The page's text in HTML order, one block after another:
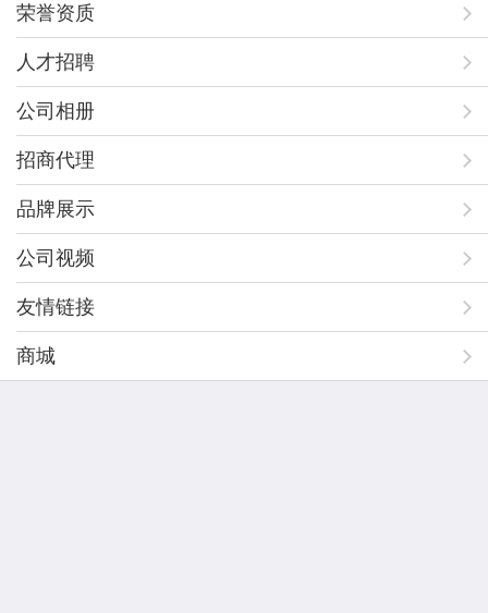
荣誉资质
人才招聘
公司相册
招商代理
品牌展示
公司视频
友情链接
商城